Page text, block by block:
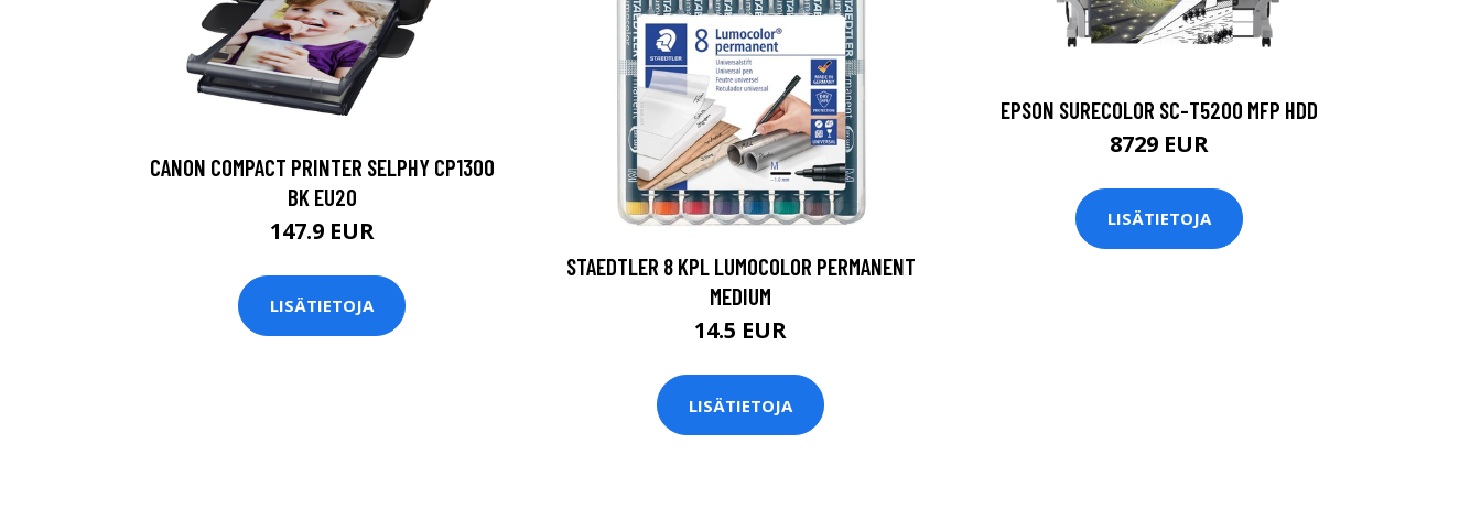
CANON COMPACT PRINTER SELPHY CP1300
BK EU20
147.9 EUR
LISÄTIETOJA
STAEDTLER 8 KPL LUMOCOLOR PERMANENT
MEDIUM
14.5 EUR
LISÄTIETOJA
EPSON SURECOLOR SC-T5200 MFP HDD
8729 EUR
LISÄTIETOJA